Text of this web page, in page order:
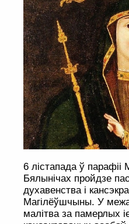
6 лістапада ў
Бялынічах пройдзе
духавенства і
Магілёўшчыны. У
малітва за памерлых